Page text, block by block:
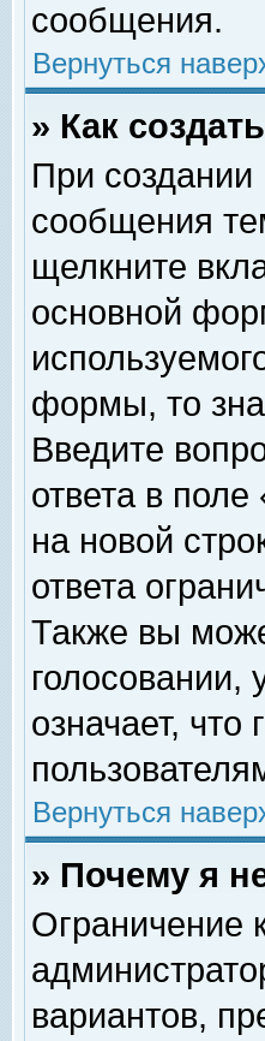
сообщения.
Вернуться
» Как
При создании
сообщения
щелкните
основной
формы, то
Введите
ответа в
на новой
ответа
Также вы
голосовании,
означает,
Вернуться
» Почему я
Ограничение
вариантов,